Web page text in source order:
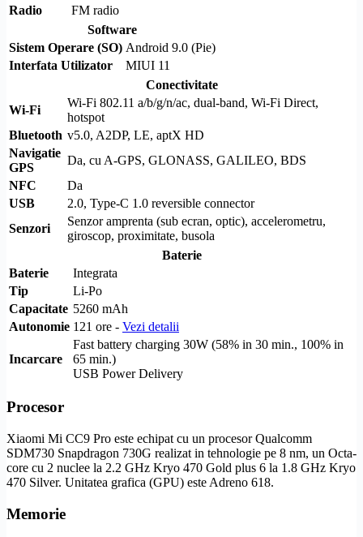
Radio
FM radio
Software
Sistem Operare (SO) Android 9.0 (Pie)
Interfata Utilizator
MIUI 11
Conectivitate
Wi-Fi
Wi-Fi 802.11 a/b/g/n/ac, dual-band, Wi-Fi Direct,
hotspot
Bluetooth v5.0, A2DP, LE, aptX HD
Navigatie
GPS
Da, cu A-GPS, GLONASS, GALILEO, BDS
NFC
Da
USB
2.0, Type-C 1.0 reversible connector
Senzori
Senzor amprenta (sub ecran, optic), accelerometru,
giroscop, proximitate, busola
Baterie
Baterie
Integrata
Tip
Li-Po
Capacitate 5260 mAh
Autonomie 121 ore - Vezi detalii
Incarcare
Fast battery charging 30W (58% in 30 min., 100% in
65 min.)
USB Power Delivery
Procesor
Xiaomi Mi CC9 Pro este echipat cu un procesor Qualcomm
SDM730 Snapdragon 730G realizat in tehnologie pe 8 nm, un Octa-
core cu 2 nuclee la 2.2 GHz Kryo 470 Gold plus 6 la 1.8 GHz Kryo
470 Silver. Unitatea grafica (GPU) este Adreno 618.
Memorie